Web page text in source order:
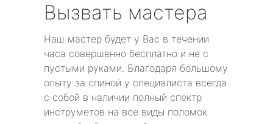
Вызвать мастера
Наш мастер будет у Вас в течении
часа совершенно бесплатно и не с
пустыми руками. Благодаря большому
опыту за спиной у специалиста всегда
с собой в наличии полный спектр
инструметов на все виды поломок